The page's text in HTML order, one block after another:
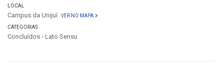
LOCAL
Campus da Unijuí VER NO MAPA
CATEGORIAS
Concluídos - Lato Sensu